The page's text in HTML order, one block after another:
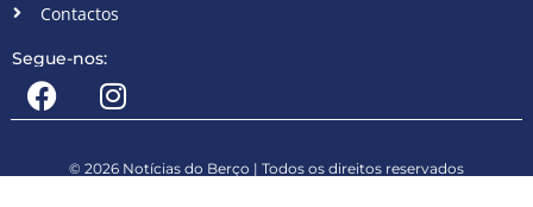
Contactos
Segue-nos:
© 2026 Notícias do Berço | Todos os direitos reservados